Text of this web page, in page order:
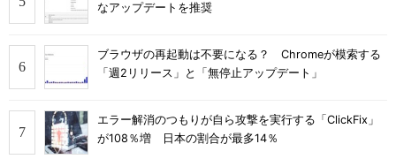
なアップデートを推奨
ブラウザの再起動は不要になる？ Chromeが模索する
「週2リリース」と「無停止アップデート」
エラー解消のつもりが自ら攻撃を実行する「ClickFix」
が108％増 日本の割合が最多14％